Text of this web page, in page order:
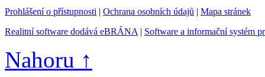
Prohlášení o přístupnosti | Ochrana osobních údajů | Mapa stránek
Realitní software dodává eBRÁNA| Software a informační systém
Nahoru ↑